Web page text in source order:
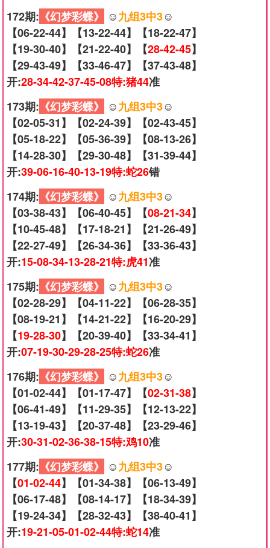
172期: 《幻梦彩蝶》 ☺️九组3中3☺️
【06-22-44】【13-22-44】【18-22-47】
【19-30-40】【21-22-40】【28-42-45】
【29-43-49】【33-46-47】【37-43-48】
开:28-34-42-37-45-08特:猪44准
173期: 《幻梦彩蝶》 ☺️九组3中3☺️
【02-05-31】【02-24-39】【02-43-45】
【05-18-22】【05-36-39】【08-13-26】
【14-28-30】【29-30-48】【31-39-44】
开:39-06-16-40-13-19特:蛇26错
174期: 《幻梦彩蝶》 ☺️九组3中3☺️
【03-38-43】【06-40-45】【08-21-34】
【10-45-48】【17-18-21】【21-26-49】
【22-27-49】【26-34-36】【33-36-43】
开:15-08-34-13-28-21特:虎41准
175期: 《幻梦彩蝶》 ☺️九组3中3☺️
【02-28-29】【04-11-22】【06-28-35】
【08-19-21】【14-21-22】【16-20-29】
【19-28-30】【20-39-40】【33-34-41】
开:07-19-30-29-28-25特:蛇26准
176期: 《幻梦彩蝶》 ☺️九组3中3☺️
【01-02-44】【01-17-47】【02-31-38】
【06-41-49】【11-29-35】【12-13-22】
【13-19-43】【20-37-48】【23-29-46】
开:30-31-02-36-38-15特:鸡10准
177期: 《幻梦彩蝶》 ☺️九组3中3☺️
【01-02-44】【01-34-38】【06-13-49】
【06-17-48】【08-14-17】【18-34-39】
【19-24-34】【28-32-43】【38-40-41】
开:19-21-05-01-02-44特:蛇14准